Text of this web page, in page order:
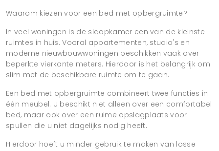
Waarom kiezen voor een bed met opbergruimte?
In veel woningen is de slaapkamer een van de kleinste
ruimtes in huis. Vooral appartementen, studio's en
moderne nieuwbouwwoningen beschikken vaak over
beperkte vierkante meters. Hierdoor is het belangrijk om
slim met de beschikbare ruimte om te gaan.
Een bed met opbergruimte combineert twee functies in
één meubel. U beschikt niet alleen over een comfortabel
bed, maar ook over een ruime opslagplaats voor
spullen die u niet dagelijks nodig heeft.
Hierdoor hoeft u minder gebruik te maken van losse